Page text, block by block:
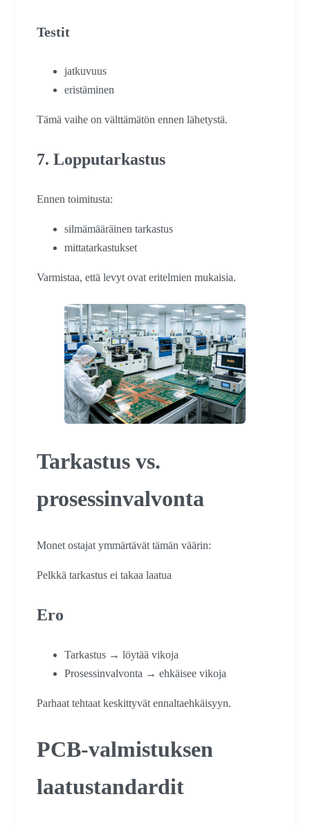
Testit
jatkuvuus
eristäminen
Tämä vaihe on välttämätön ennen lähetystä.
7. Lopputarkastus
Ennen toimitusta:
silmämääräinen tarkastus
mittatarkastukset
Varmistaa, että levyt ovat eritelmien mukaisia.
Tarkastus vs.
prosessinvalvonta
Monet ostajat ymmärtävät tämän väärin:
Pelkkä tarkastus ei takaa laatua
Ero
Tarkastus → löytää vikoja
Prosessinvalvonta → ehkäisee vikoja
Parhaat tehtaat keskittyvät ennaltaehkäisyyn.
PCB-valmistuksen
laatustandardit